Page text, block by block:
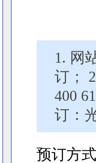
1. 网
订；
400
订：
预订方式